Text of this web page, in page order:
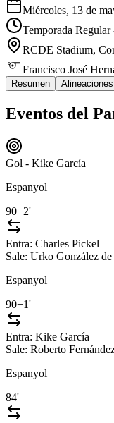
Miércoles, 13 de
Temporada Regular
RCDE Stadium,
Francisco José
Resumen Alineaciones
Eventos del
Gol - Kike García
Espanyol
90+2'
Entra: Charles Pickel
Sale: Urko González de
Espanyol
90+1'
Entra: Kike García
Sale: Roberto
Espanyol
84'